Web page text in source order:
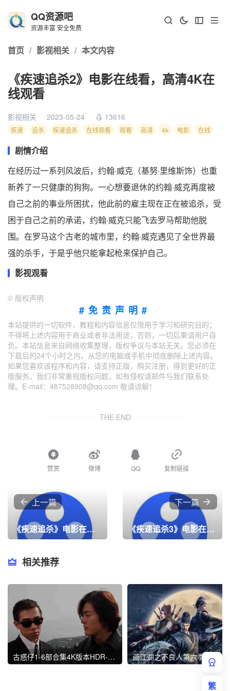
QQ资源吧
资源丰富 安全免费
首页 / 影视相关 / 本文内容
《疾速追杀2》电影在线看，高清4K在
线观看
影视相关 2023-05-24 13616
疾速 追杀 疾速追杀 在线观看 观看 高清 4k 电影 在线
剧情介绍
在经历过一系列风波后，约翰·威克（基努·里维斯饰）也重
新养了一只健康的狗狗。一心想要退休的约翰·威克再度被
自己之前的事业所困扰，他此前的雇主现在正在被追杀，受
困于自己之前的承诺，约翰·威克只能飞去罗马帮助他脱
围。在罗马这个古老的城市里，约翰·威克遇见了全世界最
强的杀手，于是乎他只能拿起枪来保护自己。
影视观看
© 版权声明
#免责声明#
本站提供的一切软件、教程和内容信息仅限用于学习和研究目的；
不得将上述内容用于商业或者非法用途，否则，一切后果请用户自
负。本站信息来自网络收集整理，版权争议与本站无关。您必须在
下载后的24个小时之内，从您的电脑或手机中彻底删除上述内容。
如果您喜欢该程序和内容，请支持正版，购买注册，得到更好的正
版服务。我们非常重视版权问题，如有侵权请邮件与我们联系处
理。E-mail：487528908@qq.com 敬请谅解！
THE END
赞赏 微博 QQ 复制链接
上一篇
《疾速追杀》电影在线看，高清4K在线观看
下一篇
《疾速追杀3》电影在线看，高清4K在线观看
相关推荐
古惑仔1-6部合集4K版本HDR-2160P超清资源下载
繁